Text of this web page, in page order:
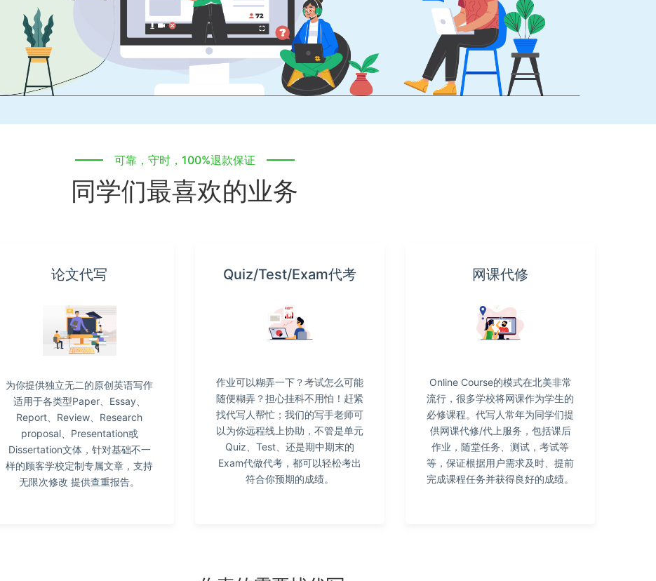
同学们最喜欢的业务
可靠，守时，100%退款保证
论文代写
为你提供独立无二的原创英语写作
适用于各类型Paper、Essay、
Report、Review、Research
proposal、Presentation或
Dissertation文体，针对基础不一
样的顾客学校定制专属文章，支持
无限次修改 提供查重报告。
Quiz/Test/Exam代考
作业可以糊弄一下？考试怎么可能
随便糊弄？担心挂科不用怕！赶紧
找代写人帮忙；我们的写手老师可
以为你远程线上协助，不管是单元
Quiz、Test、还是期中期末的
Exam代做代考，都可以轻松考出
符合你预期的成绩。
网课代修
Online Course的模式在北美非常
流行，很多学校将网课作为学生的
必修课程。代写人常年为同学们提
供网课代修/代上服务，包括课后
作业，随堂任务、测试，考试等
等，保证根据用户需求及时、提前
完成课程任务并获得良好的成绩。